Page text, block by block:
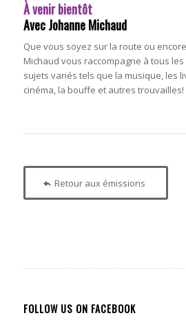
À venir bientôt
Avec Johanne Michaud
Que vous soyez sur la route ou
Michaud vous raccompagne à tous
sujets variés tels que la musique, les
cinéma, la bouffe et autres trouvailles!
Retour aux émissions
FOLLOW US ON FACEBOOK